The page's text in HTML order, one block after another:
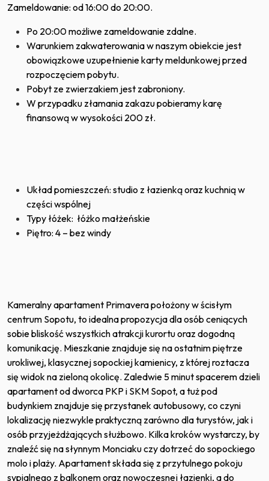
Zameldowanie: od 16:00 do 20:00.
Po 20:00 możliwe zameldowanie zdalne.
Warunkiem zakwaterowania w naszym obiekcie jest
obowiązkowe uzupełnienie karty meldunkowej przed
rozpoczęciem pobytu.
Pobyt ze zwierzakiem jest zabroniony.
W przypadku złamania zakazu pobieramy karę
finansową w wysokości 200 zł.
Układ pomieszczeń: studio z łazienką oraz kuchnią w
części wspólnej
Typy łóżek: łóżko małżeńskie
Piętro: 4 – bez windy
Kameralny apartament Primavera położony w ścisłym
centrum Sopotu, to idealna propozycja dla osób ceniących
sobie bliskość wszystkich atrakcji kurortu oraz dogodną
komunikację. Mieszkanie znajduje się na ostatnim piętrze
urokliwej, klasycznej sopockiej kamienicy, z której roztacza
się widok na zieloną okolicę. Zaledwie 5 minut spacerem dzieli
apartament od dworca PKP i SKM Sopot, a tuż pod
budynkiem znajduje się przystanek autobusowy, co czyni
lokalizację niezwykle praktyczną zarówno dla turystów, jak i
osób przyjeżdżających służbowo. Kilka kroków wystarczy, by
znaleźć się na słynnym Monciaku czy dotrzeć do sopockiego
molo i plaży. Apartament składa się z przytulnego pokoju
sypialnego z balkonem oraz nowoczesnej łazienki, a do